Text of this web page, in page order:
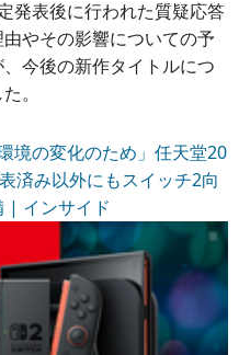
発表後に行われた質疑応答
やその影響についての予
今後の新作タイトルにつ
。
境の変化のため」任天堂20
済み以外にもスイッチ2向
| インサイド